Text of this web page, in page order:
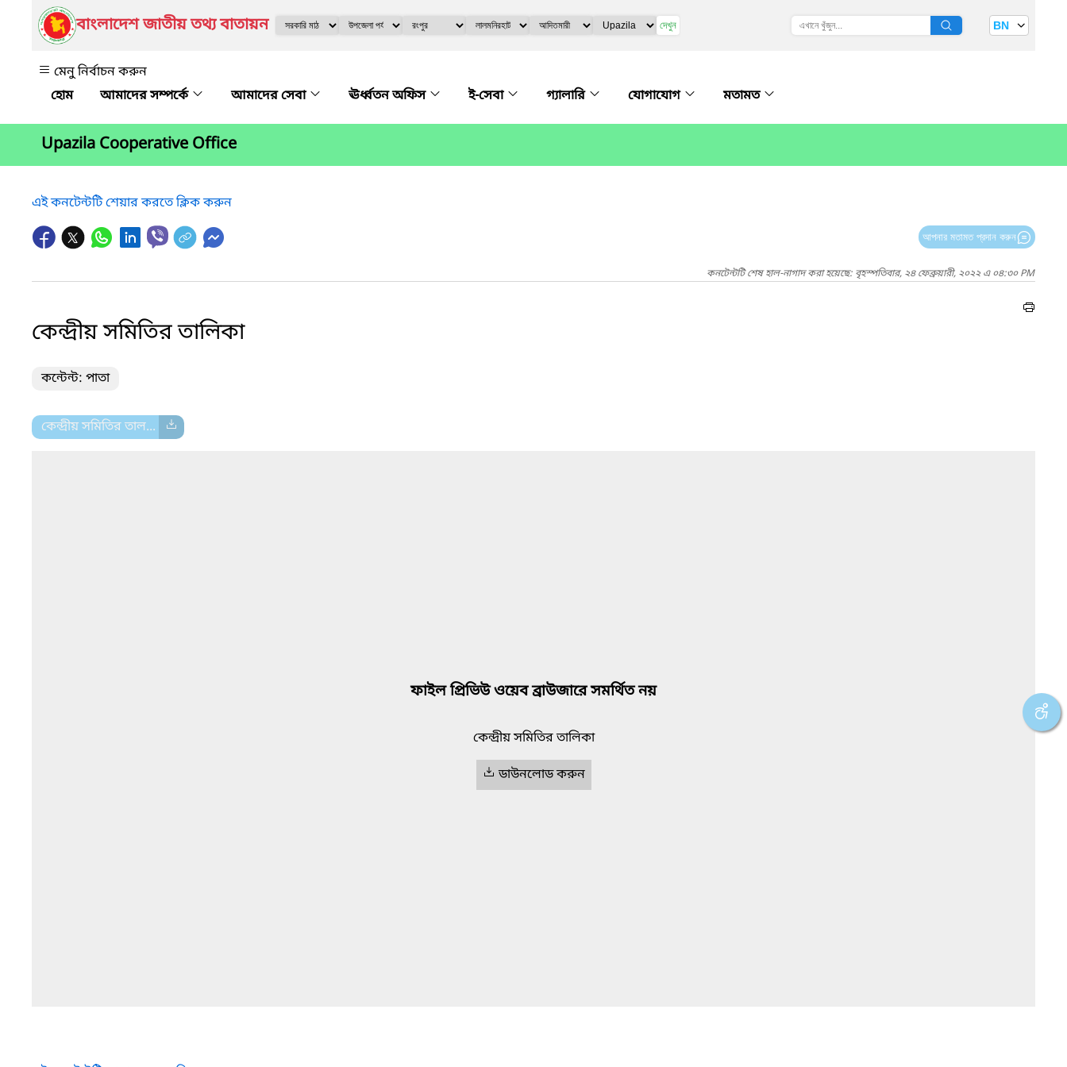
বাংলাদেশ জাতীয় তথ্য বাতায়ন দেখুন BN
মেনু নির্বাচন করুন
আমাদের সম্পর্কে
আমাদের সেবা ঊর্ধ্বতন অফিস ই-সেবা গ্যালারি যোগাযোগ মতামত
Upazila Cooperative Office
এই কনটেন্টটি শেয়ার করতে ক্লিক করুন
আপনার মতামত প্রদান করুন
কনটেন্টটি শেষ হাল-নাগাদ করা হয়েছে: বৃহস্পতিবার, ২৪ ফেব্রুয়ারী, ২০২২ এ ০৪:৩০ PM
কেন্দ্রীয় সমিতির তালিকা
কন্টেন্ট: পাতা
কেন্দ্রীয় সমিতির তাল...
ফাইল প্রিভিউ ওয়েব ব্রাউজারে সমর্থিত নয়
কেন্দ্রীয় সমিতির তালিকা
ডাউনলোড করুন